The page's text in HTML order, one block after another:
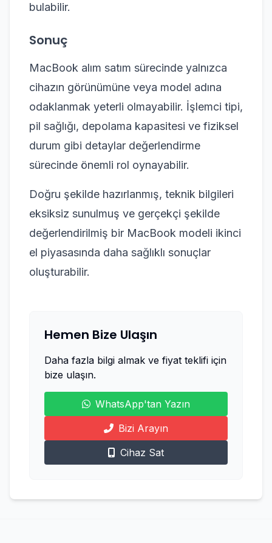
bulabilir.
Sonuç
MacBook alım satım sürecinde yalnızca
cihazın görünümüne veya model adına
odaklanmak yeterli olmayabilir. İşlemci tipi,
pil sağlığı, depolama kapasitesi ve fiziksel
durum gibi detaylar değerlendirme
sürecinde önemli rol oynayabilir.
Doğru şekilde hazırlanmış, teknik bilgileri
eksiksiz sunulmuş ve gerçekçi şekilde
değerlendirilmiş bir MacBook modeli ikinci
el piyasasında daha sağlıklı sonuçlar
oluşturabilir.
Hemen Bize Ulaşın
Daha fazla bilgi almak ve fiyat teklifi için
bize ulaşın.
WhatsApp'tan Yazın
Bizi Arayın
Cihaz Sat